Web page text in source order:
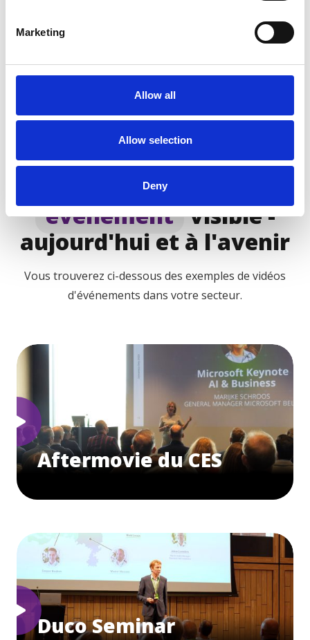
Marketing
Allow all
Allow selection
Deny
Faites votre
événement visible -
aujourd'hui et à l'avenir
Vous trouverez ci-dessous des exemples de vidéos
d'événements dans votre secteur.
Aftermovie du CES
Duco Seminar